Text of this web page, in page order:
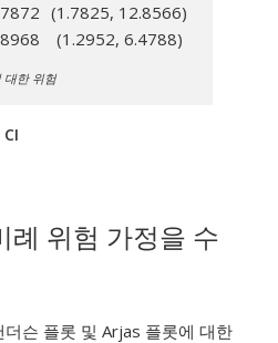
(1.7825, 12.8566)
(1.2952, 6.4788)
대한 위험
례 위험 가정을 수
슨 플롯 및 Arjas 플롯에 대한